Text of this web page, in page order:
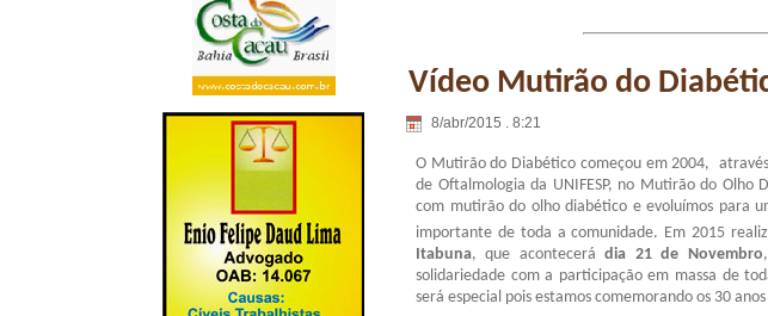
Vídeo Mutirão do
8/abr/2015 . 8:21
O Mutirão do Diabético começou em 2004,
de Oftalmologia da UNIFESP, no Mutirão do Olho
com mutirão do olho diabético e evoluímos para
importante de toda a comunidade. Em 2015
Itabuna, que acontecerádia 21 de Novembro
solidariedade com a participação em massa de
será especial pois estamos comemorando os 30